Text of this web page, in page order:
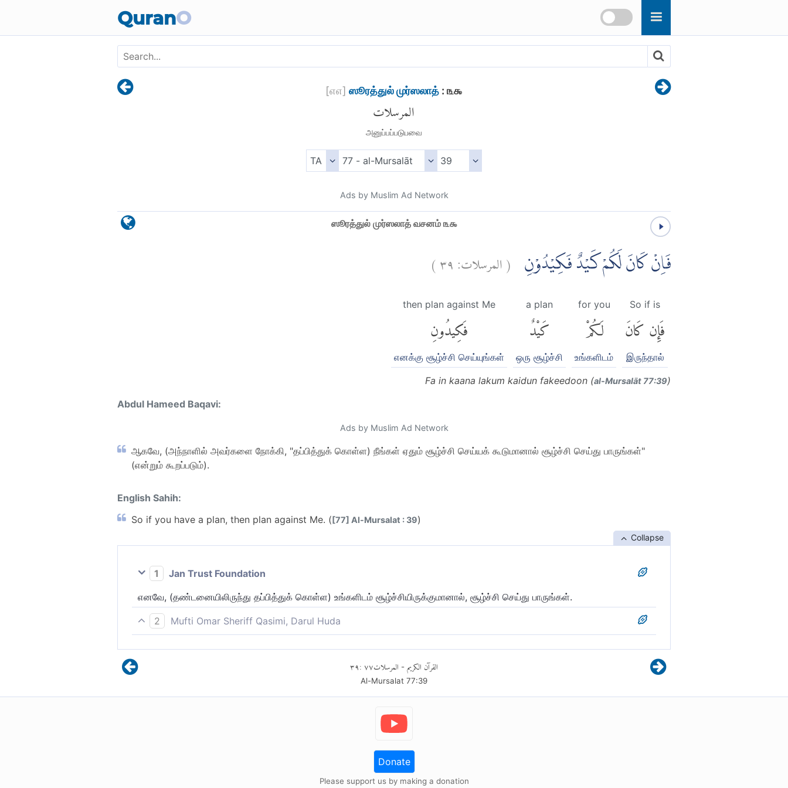
QuranO
[௭௭] ஸூரத்துல் முர்ஸலாத் : ௩௯
المرسلات
அனுப்பப்படுபவை
Ads by Muslim Ad Network
ஸூரத்துல் முர்ஸலாத் வசனம் ௩௯
فَاِنْ كَانَ لَكُمْ كَيْدٌ فَكِيْدُوْنِ (المرسلات:٣٩)
So if is
فَإِن كَانَ
இருந்தால்
for you
لَكُمْ
உங்களிடம்
a plan
كَيْدٌ
ஒரு சூழ்ச்சி
then plan against Me
فَكِيدُونِ
எனக்கு சூழ்ச்சி செய்யுங்கள்
Fa in kaana lakum kaidun fakeedoon (al-Mursalāt 77:39)
Abdul Hameed Baqavi:
Ads by Muslim Ad Network
ஆகவே, (அந்நாளில் அவர்களை நோக்கி, "தப்பித்துக் கொள்ள) நீங்கள் ஏதும் சூழ்ச்சி செய்யக் கூடுமானால் சூழ்ச்சி செய்து பாருங்கள்"
(என்றும் கூறப்படும்).
English Sahih:
So if you have a plan, then plan against Me. ([77] Al-Mursalat : 39)
Collapse
1
Jan Trust Foundation
எனவே, (தண்டனையிலிருந்து தப்பித்துக் கொள்ள) உங்களிடம் சூழ்ச்சியிருக்குமானால், சூழ்ச்சி செய்து பாருங்கள்.
2
Mufti Omar Sheriff Qasimi, Darul Huda
القرآن الكريم - المرسلات٧٧:٣٩
Al-Mursalat 77:39
Donate
Please support us by making a donation